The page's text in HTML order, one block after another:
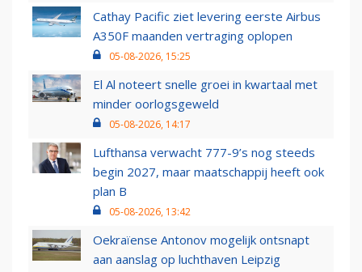
Cathay Pacific ziet levering eerste Airbus
A350F maanden vertraging oplopen
05-08-2026, 15:25
El Al noteert snelle groei in kwartaal met
minder oorlogsgeweld
05-08-2026, 14:17
Lufthansa verwacht 777-9’s nog steeds
begin 2027, maar maatschappij heeft ook
plan B
05-08-2026, 13:42
Oekraïense Antonov mogelijk ontsnapt
aan aanslag op luchthaven Leipzig